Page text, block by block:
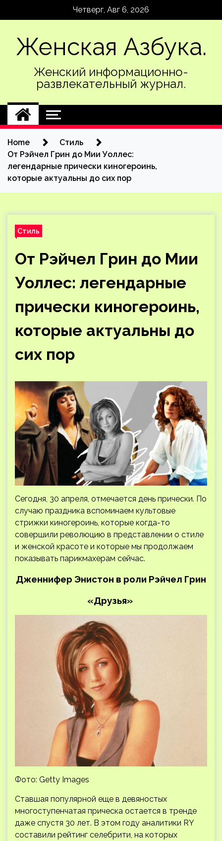
Четверг, Авг 6, 2026
Женская Азбука.
Женский информационно-
развлекательный журнал.
Home
Стиль
От Рэйчел Грин до Мии Уоллес:
легендарные прически киногероинь,
которые актуальны до сих пор
Стиль
От Рэйчел Грин до Мии
Уоллес: легендарные
прически киногероинь,
которые актуальны до
сих пор
Сегодня, 30 апреля, отмечается день прически. По
случаю праздника вспоминаем культовые
стрижки киногероинь, которые когда-то
совершили революцию в представлении о стиле
и женской красоте и которые мы продолжаем
показывать парикмахерам сейчас.
Дженнифер Энистон в роли Рэйчел Грин
«Друзья»
Фото: Getty Images
Ставшая популярной еще в девяностых
многоступенчатая прическа остается в тренде
даже спустя 30 лет. В этом году аналитики RY
составили рейтинг селебрити, на которых